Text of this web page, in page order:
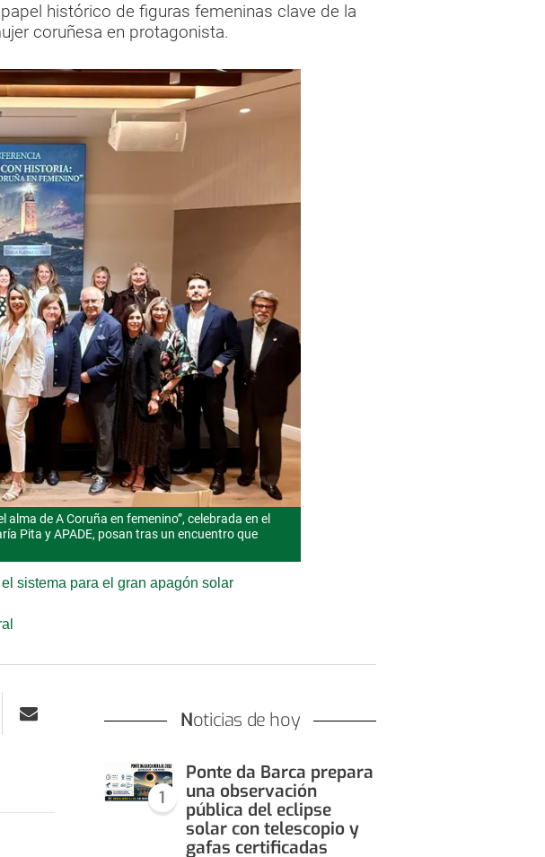
histórico de figuras femeninas clave de la
coruñesa en protagonista.
de A Coruña en femenino”, celebrada en el
Pita y APADE, posan tras un encuentro que
sistema para el gran apagón solar
Noticias de hoy
1
Ponte da Barca prepara
una observación
pública del eclipse
solar con telescopio y
gafas certificadas